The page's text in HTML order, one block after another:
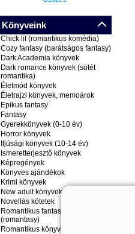
Könyveink
Chick lit (romantikus komédia)
Cozy fantasy (barátságos fantasy)
Dark Academia könyvek
Dark romance könyvek (sötét
romantika)
Életmód könyvek
Életrajzi könyvek, memoárok
Epikus fantasy
Fantasy
Gyerekkönyvek (0-10 év)
Horror könyvek
Ifjúsági könyvek (10-14 év)
Ismeretterjesztő könyvek
Képregények
Könyves ajándékok
Krimi könyvek
New adult könyvek
Novellás kötetek
Romantikus fantasy könyvek
(romantasy)
Romantikus könyvek